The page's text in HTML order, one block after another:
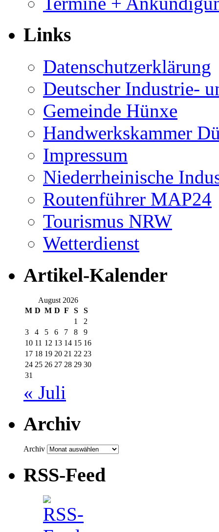
Links
Datenschutzerklärung
Deutscher Industrie-
Gemeinde Hünxe
Handwerkskammer
Impressum
Niederrheinische
Routenführer MAP24
Tourismus NRW
Wetterdienst
Artikel-Kalender
August 2026
M D M D F S
S
1
2
3
4 5 6 7 8
9
10 11 12 13 14 15 16
17 18 19 20 21 22 23
24 25 26 27 28 29 30
31
« Juli
Archiv
Archiv
RSS-Feed